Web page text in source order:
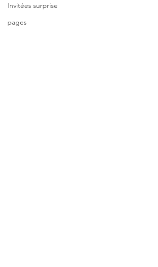
Invitées surprise
pages